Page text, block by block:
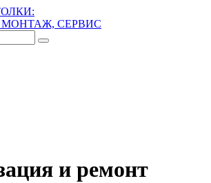
МОНТАЖ, СЕРВИС
и ремонт